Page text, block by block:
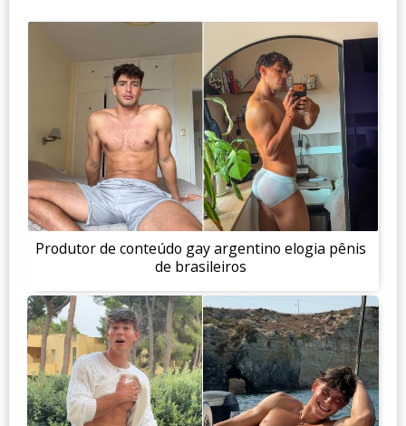
Produtor de conteúdo gay argentino elogia pênis
de brasileiros